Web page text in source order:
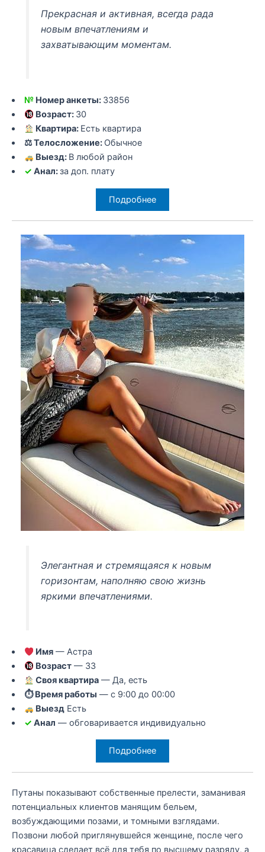
Прекрасная и активная, всегда рада
новым впечатлениям и
захватывающим моментам.
№ Номер анкеты: 33856
Возраст: 30
Квартира: Есть квартира
⚖ Телосложение: Обычное
Выезд: В любой район
✓ Анал:за доп. плату
Подробнее
Элегантная и стремящаяся к новым
горизонтам, наполняю свою жизнь
яркими впечатлениями.
Имя — Астра
Возраст — 33
Своя квартира — Да, есть
⏱ Время работы — с 9:00 до 00:00
Выезд Есть
✓ Анал — обговаривается индивидуально
Подробнее
Путаны показывают собственные прелести, заманивая
потенциальных клиентов манящим бельем,
возбуждающими позами, и томными взглядами.
Позвони любой приглянувшейся женщине, после чего
красавица сделает всё для тебя по высшему разряду, а